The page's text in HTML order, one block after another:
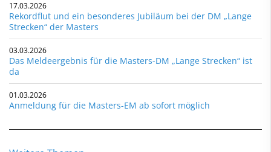
17.03.2026
Rekordflut und ein besonderes Jubiläum bei der DM „Lange
Strecken“ der Masters
03.03.2026
Das Meldeergebnis für die Masters-DM „Lange Strecken“ ist
da
01.03.2026
Anmeldung für die Masters-EM ab sofort möglich